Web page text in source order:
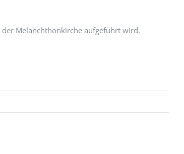
Melanchthonkirche aufgeführt wird.